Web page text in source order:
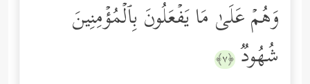
وَهُمۡ عَلَىٰ مَا یَفۡعَلُونَ بِٱلۡمُؤۡمِنِینَ
شُهُودࣱ ﴿٧﴾